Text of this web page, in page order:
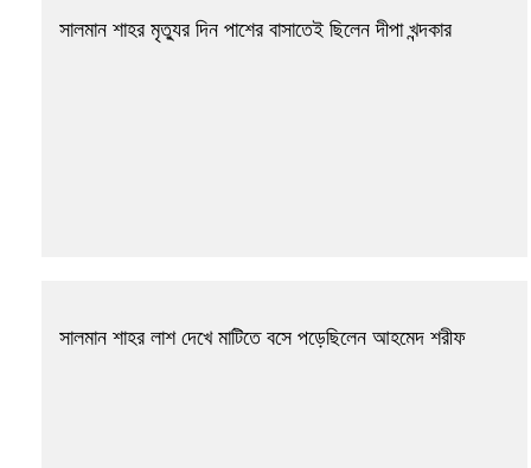
সালমান শাহর মৃত্যুর দিন পাশের বাসাতেই ছিলেন দীপা খন্দকার
সালমান শাহর লাশ দেখে মাটিতে বসে পড়েছিলেন আহমেদ শরীফ